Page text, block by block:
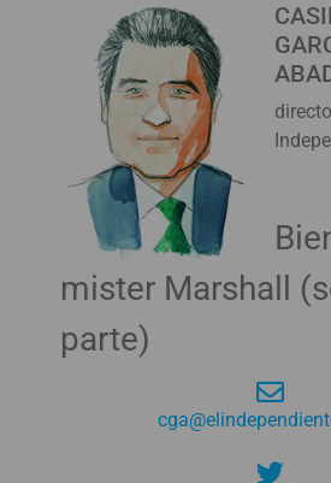
mister Marshall
parte)